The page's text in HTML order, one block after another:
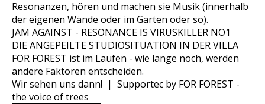
Resonanzen, hören und machen sie Musik (innerhalb
der eigenen Wände oder im Garten oder so).
JAM AGAINST - RESONANCE IS VIRUSKILLER NO1
DIE ANGEPEILTE STUDIOSITUATION IN DER VILLA
FOR FOREST ist im Laufen - wie lange noch, werden
andere Faktoren entscheiden.
Wir sehen uns dann! | Supportec by FOR FOREST -
the voice of trees